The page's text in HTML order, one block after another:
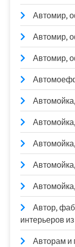
Автомир,
Автомир,
Автомир,
Автор,
интерьеров
Авторам и